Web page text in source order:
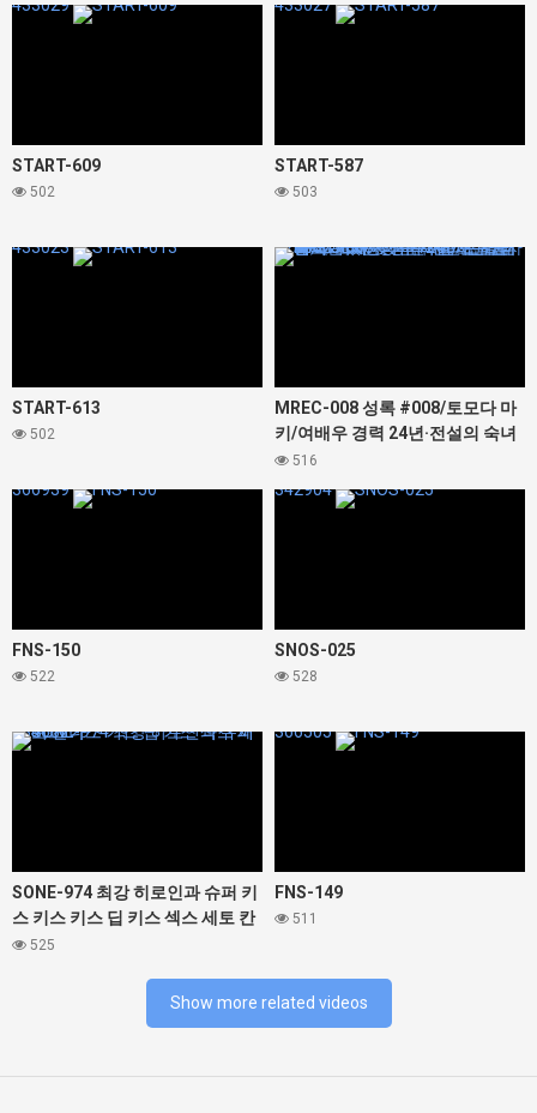
433029
START-609
502
433027
START-587
503
433023
START-613
502
423832
MREC-008 성록 #008/토모다 마
키/여배우 경력 24년·전설의 숙녀
53세/빚 지옥 안 되는 남자 제조기
자식 관계… 모두 노출되는 모성과
516
366939
FNS-150
522
342904
SNOS-025
528
334632
SONE-974 최강 히로인과 슈퍼 키
스 키스 키스 딥 키스 섹스 세토 칸
나 525
366505
FNS-149
511
Show more related videos